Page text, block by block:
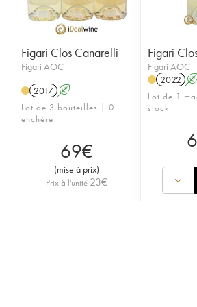
Figari Clos Canarelli
Figari AOC
2017 A
Lot de 3 bouteilles | 0
enchère
69€
(mise à prix)
Prix à l'unité 23€
Figari
Figari AOC
2022 A
Lot de 1
stock